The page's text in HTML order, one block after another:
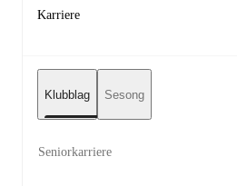
Karriere
Klubblag Sesong
Seniorkarriere